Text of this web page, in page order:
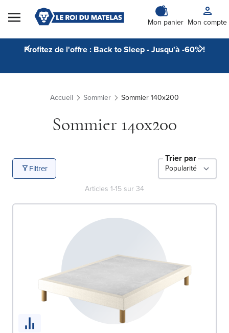
Skip to Content
Mon panier Mon compte
Profitez de l'offre : Back to Sleep - Jusqu'à -60% !
Accueil Sommier Sommier 140x200
Sommier 140x200
Filtrer
Trier par
Articles 1-15 sur34